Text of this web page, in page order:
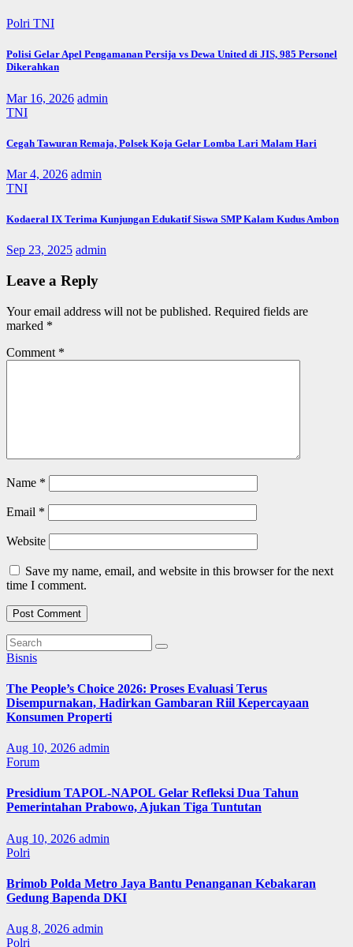
Polri TNI
Polisi Gelar Apel Pengamanan Persija vs Dewa United di JIS, 985 Personel
Dikerahkan
Mar 16, 2026 admin
TNI
Cegah Tawuran Remaja, Polsek Koja Gelar Lomba Lari Malam Hari
Mar 4, 2026 admin
TNI
Kodaeral IX Terima Kunjungan Edukatif Siswa SMP Kalam Kudus Ambon
Sep 23, 2025 admin
Leave a Reply
Your email address will not be published. Required fields are
marked *
Comment *
Name *
Email *
Website
Save my name, email, and website in this browser for the next
time I comment.
Bisnis
The People’s Choice 2026: Proses Evaluasi Terus
Disempurnakan, Hadirkan Gambaran Riil Kepercayaan
Konsumen Properti
Aug 10, 2026 admin
Forum
Presidium TAPOL-NAPOL Gelar Refleksi Dua Tahun
Pemerintahan Prabowo, Ajukan Tiga Tuntutan
Aug 10, 2026 admin
Polri
Brimob Polda Metro Jaya Bantu Penanganan Kebakaran
Gedung Bapenda DKI
Aug 8, 2026 admin
Polri